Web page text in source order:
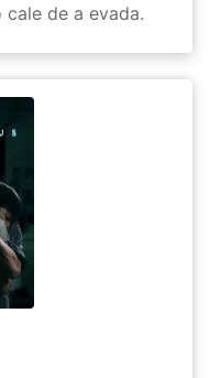
cale de a evada.